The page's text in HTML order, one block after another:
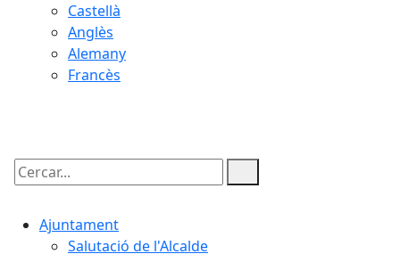
Castellà
Anglès
Alemany
Francès
Cercar:
Ajuntament
Salutació de l'Alcalde